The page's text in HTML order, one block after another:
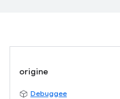
origine
Debuggee